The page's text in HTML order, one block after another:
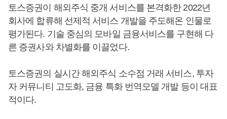
토스증권이 해외주식 중개 서비스를 본격화한 2022년
회사에 합류해 선제적 서비스 개발을 주도해온 인물로
평가된다. 기술 중심의 모바일 금융서비스를 구현해 다
른 증권사와 차별화를 이끌었다.
토스증권의 실시간 해외주식 소수점 거래 서비스, 투자
자 커뮤니티 고도화, 금융 특화 번역모델 개발 등이 대표
적이다.